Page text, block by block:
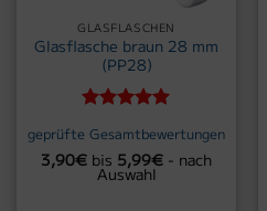
GLASFLASCHEN
Glasflasche braun 28 mm
(PP28)
mit5von
5
geprüfte Gesamtbewertungen
3,90€ bis 5,99€ - nach
Auswahl